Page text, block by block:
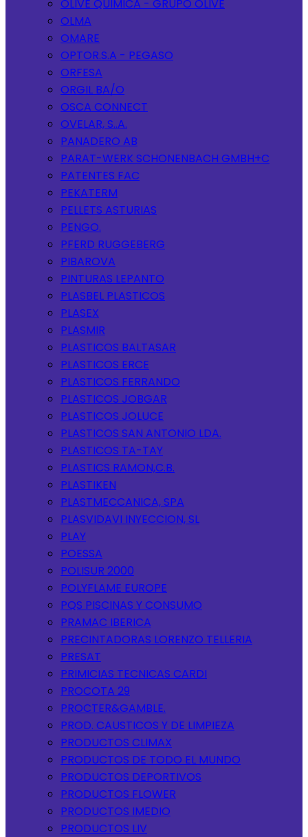
OLIVE QUIMICA - GRUPO OLIVE
OLMA
OMARE
OPTOR.S.A - PEGASO
ORFESA
ORGIL BA/O
OSCA CONNECT
OVELAR, S..A.
PANADERO AB
PARAT-WERK SCHONENBACH GMBH+C
PATENTES FAC
PEKATERM
PELLETS ASTURIAS
PENGO.
PFERD RUGGEBERG
PIBAROVA
PINTURAS LEPANTO
PLASBEL PLASTICOS
PLASEX
PLASMIR
PLASTICOS BALTASAR
PLASTICOS ERCE
PLASTICOS FERRANDO
PLASTICOS JOBGAR
PLASTICOS JOLUCE
PLASTICOS SAN ANTONIO LDA.
PLASTICOS TA-TAY
PLASTICS RAMON,C.B.
PLASTIKEN
PLASTMECCANICA, SPA
PLASVIDAVI INYECCION, SL
PLAY
POESSA
POLISUR 2000
POLYFLAME EUROPE
PQS PISCINAS Y CONSUMO
PRAMAC IBERICA
PRECINTADORAS LORENZO TELLERIA
PRESAT
PRIMICIAS TECNICAS CARDI
PROCOTA 29
PROCTER&GAMBLE.
PROD. CAUSTICOS Y DE LIMPIEZA
PRODUCTOS CLIMAX
PRODUCTOS DE TODO EL MUNDO
PRODUCTOS DEPORTIVOS
PRODUCTOS FLOWER
PRODUCTOS IMEDIO
PRODUCTOS LIV